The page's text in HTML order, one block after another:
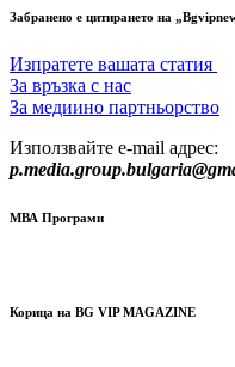
Забранено е цитирането на
Изпратете вашата статия
За връзка с нас
За медиино партньорство
Използвайте e-mail адрес:
МВА Програми
Корица на BG VIP MAGAZINE